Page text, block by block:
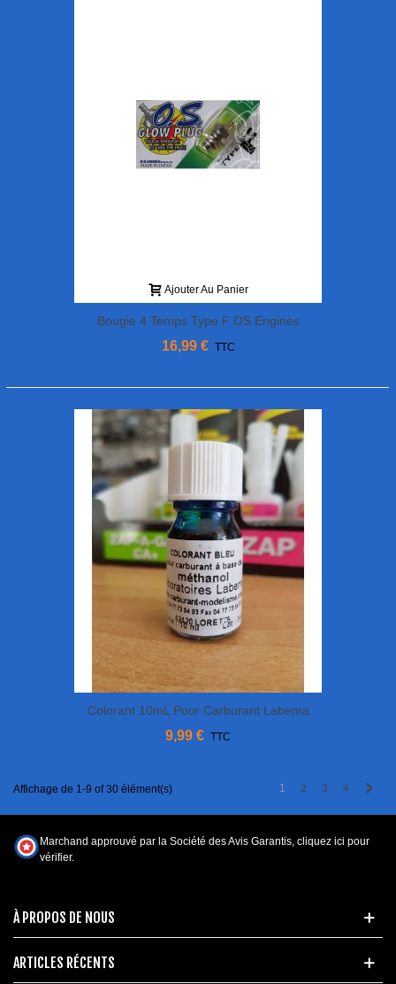
Ajouter Au Panier
Bougie 4 Temps Type F OS Engines
16,99 € TTC
Colorant 10mL Pour Carburant Labema
9,99 € TTC
Affichage de 1-9 of 30 élément(s) 1 2 3 4
À PROPOS DE NOUS
ARTICLES RÉCENTS
Marchand approuvé par la Société des Avis Garantis, cliquez ici pour
vérifier.